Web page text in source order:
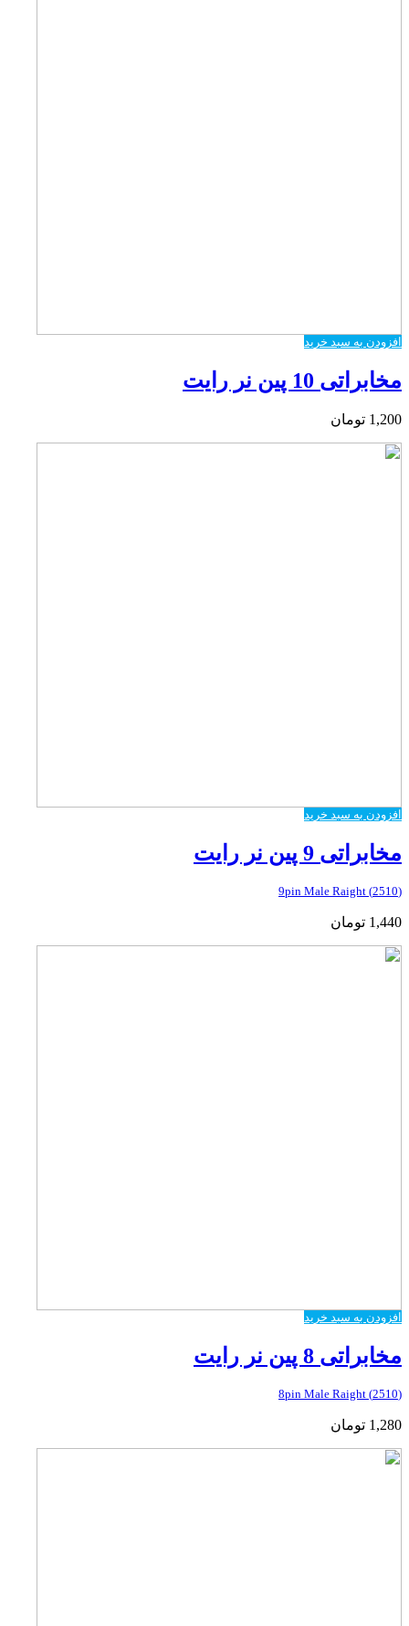
افزودن به سبد خرید
مخابراتی 10 پین نر رایت
1,200 تومان
افزودن به سبد خرید
مخابراتی 9 پین نر رایت
(2510) 9pin Male Raight
1,440 تومان
افزودن به سبد خرید
مخابراتی 8 پین نر رایت
(2510) 8pin Male Raight
1,280 تومان